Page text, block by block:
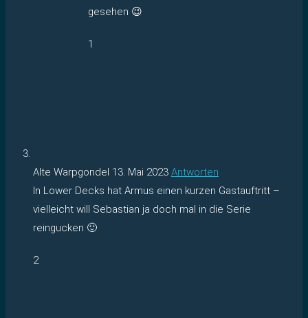
gesehen 😉
1
Alte Warpgondel 13. Mai 2023 Antworten
In Lower Decks hat Armus einen kurzen Gastauftritt –
vielleicht will Sebastian ja doch mal in die Serie
reingucken 🙂
2